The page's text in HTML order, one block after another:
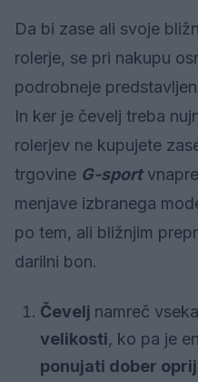
Da bi zase ali svoje
rolerje, se pri nakupu
podrobneje
In ker je čevelj treba
rolerjev ne kupujete
trgovine G-sport
menjave izbranega
po tem, ali bližnjim
darilni bon.
Čevelj namreč
velikosti, ko pa je
ponujati dober